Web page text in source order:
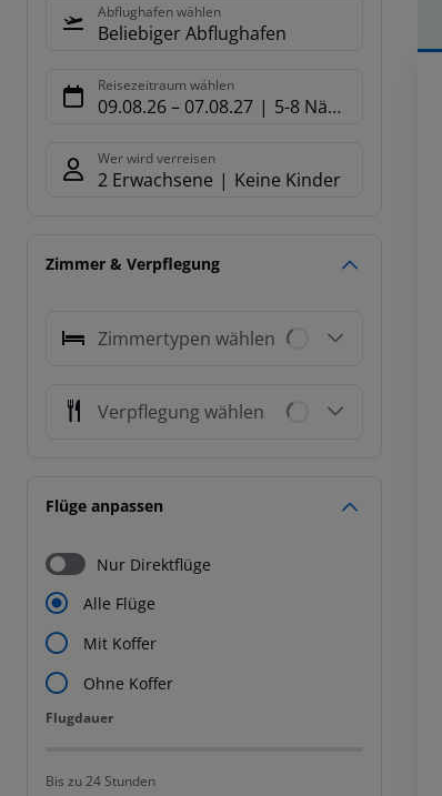
Abflughafen wählen
Beliebiger Abflughafen
Reisezeitraum wählen
09.08.26– 07.08.27 5-8 Nächte
Wer wird verreisen
2 Erwachsene Keine Kinder
Zimmer & Verpflegung
Zimmertypen wählen
Verpflegung wählen
Flüge anpassen
Nur Direktflüge
Alle Flüge
Mit Koffer
Ohne Koffer
Flugdauer
Flugdauer
Bis zu 24 Stunden